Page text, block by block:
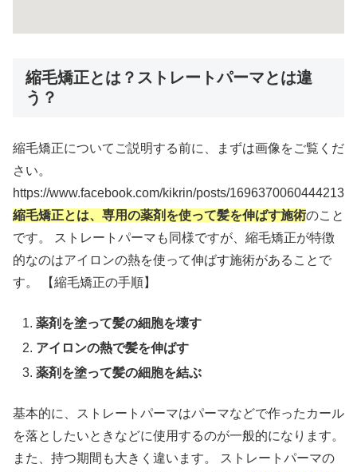
縮毛矯正とは？ストレートパーマとは違
う？
縮毛矯正についてご説明する前に、まずは画像をご覧くだ
さい。
https://www.facebook.com/kikrin/posts/1696370060444213
縮毛矯正とは、専用の薬剤を使って髪を伸ばす施術のこと
です。 ストレートパーマも同様ですが、縮毛矯正が特徴
的なのはアイロンの熱を使って伸ばす施術があることで
す。 【縮毛矯正の手順】
薬剤を塗って髪の細胞を壊す
アイロンの熱で髪を伸ばす
薬剤を塗って髪の細胞を結ぶ
基本的に、ストレートパーマはパーマなどで作ったカール
を落としたいときなどに使用するのが一般的になります。
また、持つ期間も大きく違います。 ストレートパーマの